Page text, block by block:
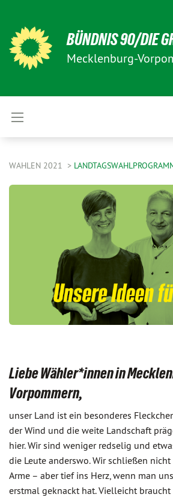
BÜNDNIS 90/DIE
Mecklenburg-
WAHLEN 2021
Liebe Wähler*innen in
Vorpommern,
unser Land ist ein besonderes
der Wind und die weite Landschaft
hier. Wir sind weniger redselig und
die Leute anderswo. Wir schließen
Arme – aber tief ins Herz, wenn man
erstmal geknackt hat. Vielleicht